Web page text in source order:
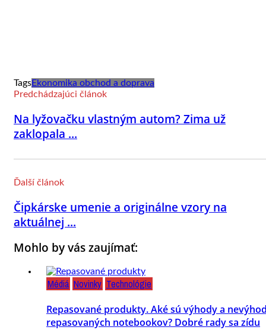
TagsEkonomika obchod a doprava
Predchádzajúci článok
Na lyžovačku vlastným autom? Zima už
zaklopala ...
Ďalší článok
Čipkárske umenie a originálne vzory na
aktuálnej ...
Mohlo by vás zaujímať:
Médiá Novinky Technológie
Repasované produkty. Aké sú výhody a
repasovaných notebookov? Dobré rady sa zídu